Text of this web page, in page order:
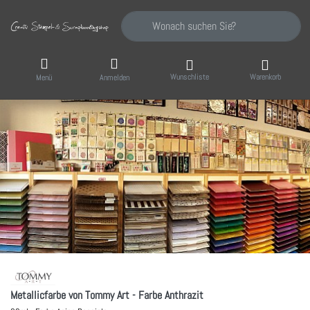
Geben Sie einen Suchbegriff ein. Während
Menü Anmelden Wunschliste Warenkorb
Metallicfarbe von Tommy Art - Farbe Anthrazit